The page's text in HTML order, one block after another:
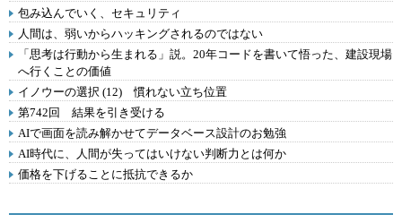
包み込んでいく、セキュリティ
人間は、弱いからハッキングされるのではない
「思考は行動から生まれる」説。20年コードを書いて悟った、建設現場
へ行くことの価値
イノウーの選択 (12) 慣れない立ち位置
第742回 結果を引き受ける
AIで画面を読み解かせてデータベース設計のお勉強
AI時代に、人間が失ってはいけない判断力とは何か
価格を下げることに抵抗できるか